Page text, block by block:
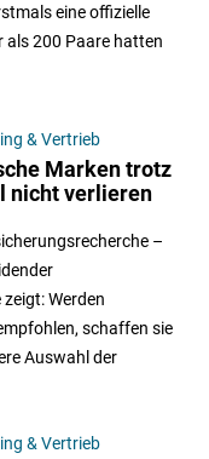
eine offizielle
als 200 Paare hatten
& Vertrieb
Marken trotz
nicht verlieren
–
Werden
schaffen sie
Auswahl der
& Vertrieb